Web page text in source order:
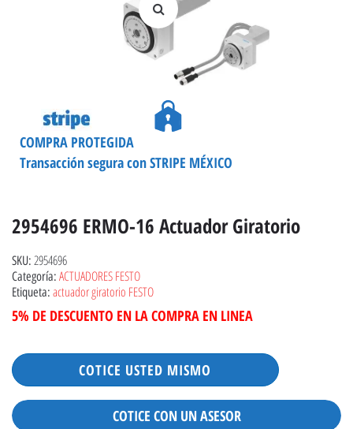
Transacción segura con STRIPE MÉXICO
COMPRA PROTEGIDA
2954696 ERMO-16 Actuador Giratorio
SKU: 2954696
Categoría: ACTUADORES FESTO
Etiqueta: actuador giratorio FESTO
5% DE DESCUENTO EN LA COMPRA EN LINEA
COTICE USTED MISMO
COTICE CON UN ASESOR